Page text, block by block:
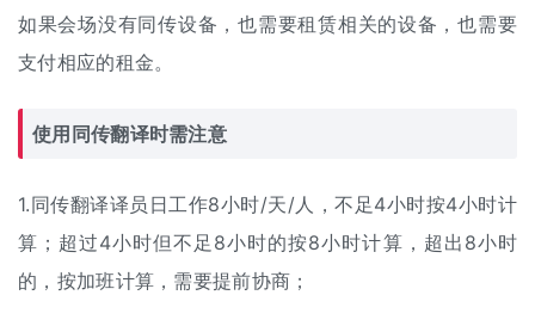
如果会场没有同传设备，也需要租赁相关的设备，也需要
支付相应的租金。
使用同传翻译时需注意
1.同传翻译译员日工作8小时/天/人，不足4小时按4小时计
算；超过4小时但不足8小时的按8小时计算，超出8小时
的，按加班计算，需要提前协商；